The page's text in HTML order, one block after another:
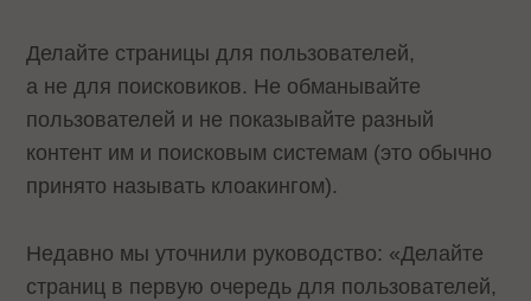
Делайте страницы для пользователей,
а не для поисковиков. Не обманывайте
пользователей и не показывайте разный
контент им и поисковым системам (это обычно
принято называть клоакингом).
Недавно мы уточнили руководство: «Делайте
страниц в первую очередь для пользователей,